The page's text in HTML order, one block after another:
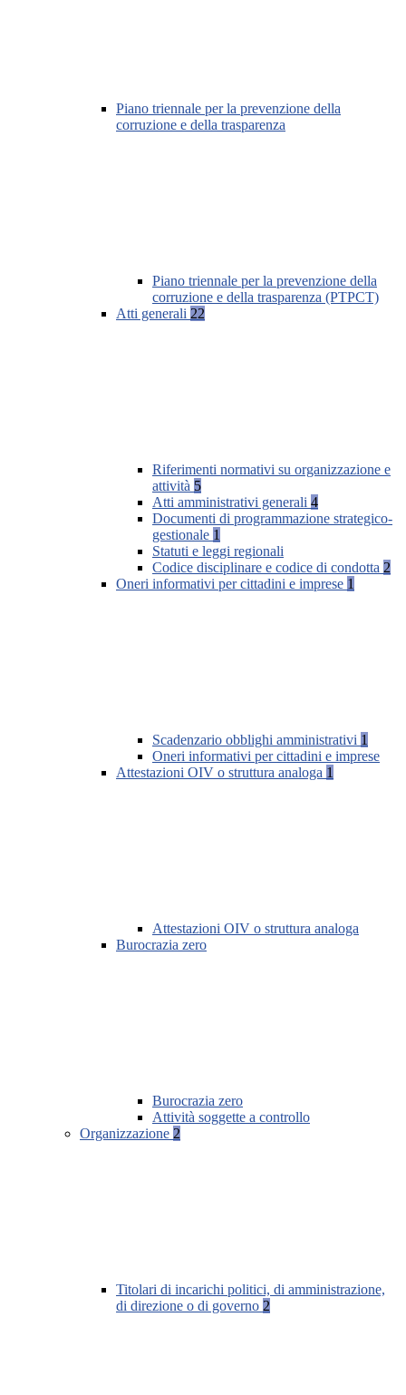
Piano triennale per la prevenzione della
corruzione e della trasparenza
Piano triennale per la prevenzione della
corruzione e della trasparenza (PTPCT)
Atti generali 22
Riferimenti normativi su organizzazione e
attività 5
Atti amministrativi generali 4
Documenti di programmazione strategico-
gestionale 1
Statuti e leggi regionali
Codice disciplinare e codice di condotta 2
Oneri informativi per cittadini e imprese 1
Scadenzario obblighi amministrativi 1
Oneri informativi per cittadini e imprese
Attestazioni OIV o struttura analoga 1
Attestazioni OIV o struttura analoga
Burocrazia zero
Burocrazia zero
Attività soggette a controllo
Organizzazione 2
Titolari di incarichi politici, di amministrazione,
di direzione o di governo 2